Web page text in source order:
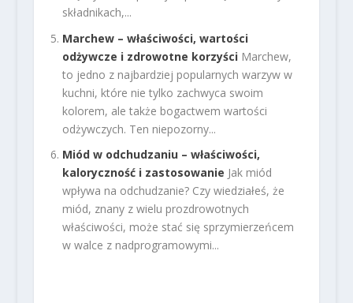
składnikach,...
Marchew – właściwości, wartości
odżywcze i zdrowotne korzyści Marchew,
to jedno z najbardziej popularnych warzyw w
kuchni, które nie tylko zachwyca swoim
kolorem, ale także bogactwem wartości
odżywczych. Ten niepozorny...
Miód w odchudzaniu – właściwości,
kaloryczność i zastosowanie Jak miód
wpływa na odchudzanie? Czy wiedziałeś, że
miód, znany z wielu prozdrowotnych
właściwości, może stać się sprzymierzeńcem
w walce z nadprogramowymi...